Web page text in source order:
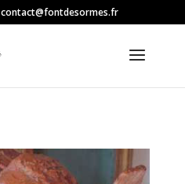
contact@fontdesormes.fr